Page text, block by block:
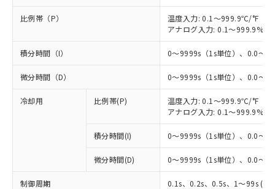
比例帯（P）
温度入力: 0.1～999.9℃/°F（
アナログ入力: 0.1～999.9%FS
積分時間（I） 0～9999s（1s単位）、0.0～
微分時間（D） 0～9999s（1s単位）、0.0～
冷却用 比例帯(P)
温度入力: 0.1～999.9℃/°F（
アナログ入力: 0.1～999.9%FS
積分時間(I) 0～9999s（1s単位）、0.0～
微分時間(D) 0～9999s（1s単位）、0.0～
制御周期 0.1s、0.2s、0.5s、1～99s (1s